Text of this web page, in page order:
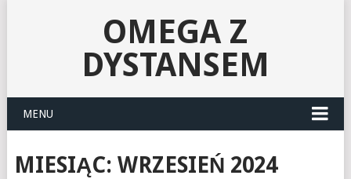
OMEGA Z
DYSTANSEM
MENU
MIESIĄC: WRZESIEŃ 2024